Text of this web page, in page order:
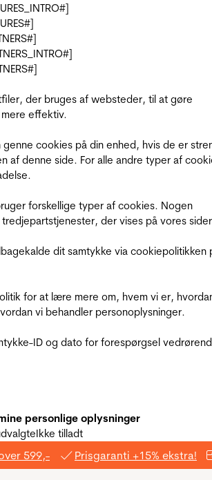
der bruges af websteder, til at gøre
effektiv.
genne cookies på din enhed, hvis de er
af denne side. For alle andre typer af
forskellige typer af cookies. Nogen
der vises på vores
dit samtykke via cookiepolitikken
for at lære mere om, hvem vi er,
vi behandler personoplysninger.
ID og dato for forespørgsel
personlige oplysninger
Ikke tilladt
599,- Prisgaranti +15% ekstra!